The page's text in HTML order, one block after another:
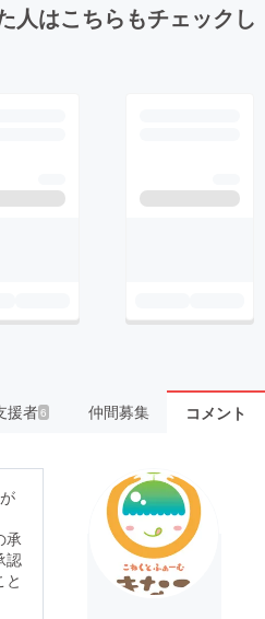
人はこちらもチェックし
援者6 仲間募集 コメント
が
承
認
と